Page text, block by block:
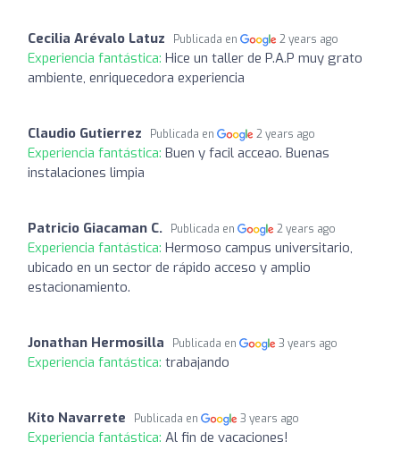
Cecilia Arévalo Latuz Publicada en 2 years ago
Experiencia fantástica: Hice un taller de P.A.P muy grato
ambiente, enriquecedora experiencia
Claudio Gutierrez Publicada en 2 years ago
Experiencia fantástica: Buen y facil acceao. Buenas
instalaciones limpia
Patricio Giacaman C. Publicada en 2 years ago
Experiencia fantástica: Hermoso campus universitario,
ubicado en un sector de rápido acceso y amplio
estacionamiento.
Jonathan Hermosilla Publicada en 3 years ago
Experiencia fantástica: trabajando
Kito Navarrete Publicada en 3 years ago
Experiencia fantástica: Al fin de vacaciones!